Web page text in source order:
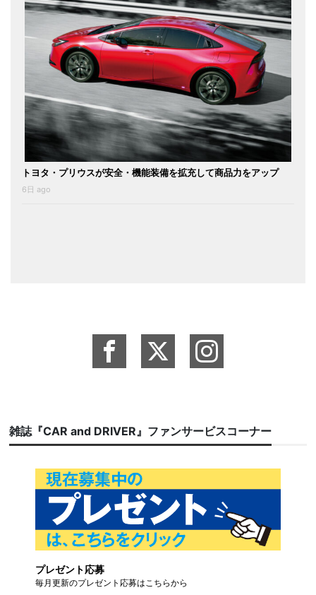
トヨタ・プリウスが安全・機能装備を拡充して商品力をアップ
6日 ago
雑誌『CAR and DRIVER』ファンサービスコーナー
プレゼント応募
毎月更新のプレゼント応募はこちらから